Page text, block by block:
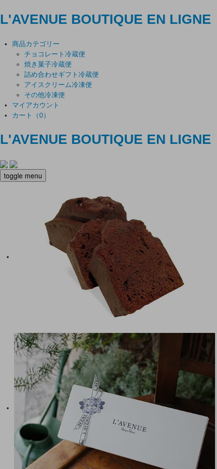
L'AVENUE BOUTIQUE EN LIGNE
商品カテゴリー
チョコレート冷蔵便
焼き菓子冷蔵便
詰め合わせギフト冷蔵便
アイスクリーム冷凍便
その他冷凍便
マイアカウント
カート（0）
L'AVENUE BOUTIQUE EN LIGNE
toggle menu